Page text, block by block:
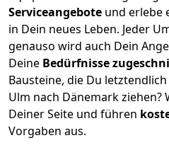
Serviceangebote und erlebe
in Dein neues Leben. Jeder
genauso wird auch Dein
Deine Bedürfnisse
Bausteine, die Du
Ulm nach Dänemarkziehen?
Deiner Seite und führen
Vorgaben aus.